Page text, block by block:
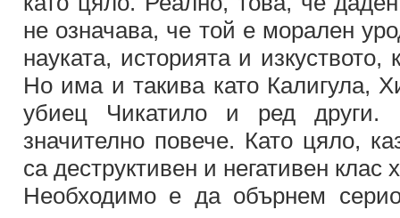
не означава, че той е морален
науката, историята и
Но има и такива като Калигула,
убиец Чикатило и ред
значително повече. Като цяло,
са деструктивен и негативен клас
Необходимо е да обърнем